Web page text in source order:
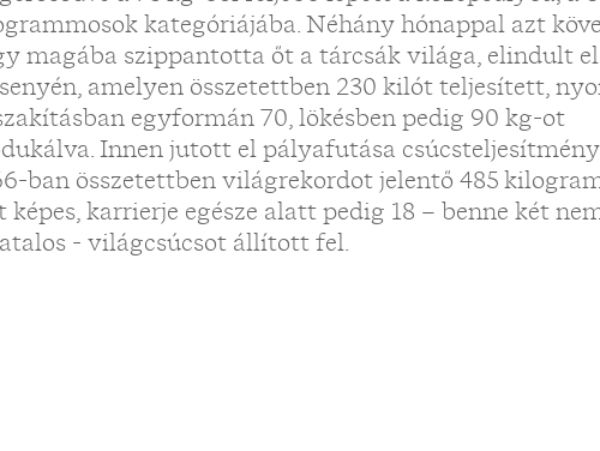
kategóriájába. Néhány hónappal azt
magába szippantotta őt a tárcsák világa, elindult
amelyen összetettben 230 kilót teljesített,
egyformán 70, lökésben pedig 90 kg-ot
Innen jutott el pályafutása
ban összetettben világrekordot jelentő 485
képes, karrierje egésze alatt pedig 18 – benne két
- világcsúcsot állított fel.